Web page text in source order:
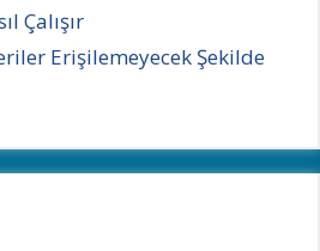
Çalışır
Erişilemeyecek Şekilde